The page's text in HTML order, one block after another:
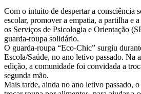
Com o intuito de despertar a consciência
escolar, promover a empatia, a partilha e
os Serviços de Psicologia e Orientação
guarda-roupa solidário.
O guarda-roupa “Eco-Chic” surgiu
Escola/Saúde, no ano letivo passado. Na
edição, a comunidade foi convidada a
segunda mão.
Mais tarde, ainda no ano letivo passado,